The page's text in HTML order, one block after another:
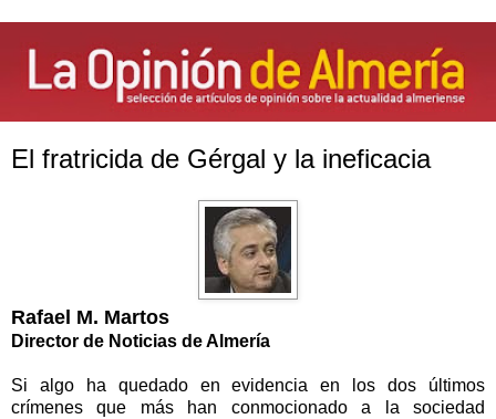
El fratricida de Gérgal y la ineficacia
Rafael M. Martos
Director de Noticias de Almería
Si algo ha quedado en evidencia en los dos últimos
crímenes que más han conmocionado a la sociedad